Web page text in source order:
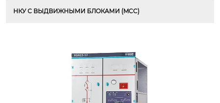
НКУ С ВЫДВИЖНЫМИ БЛОКАМИ (MCC)